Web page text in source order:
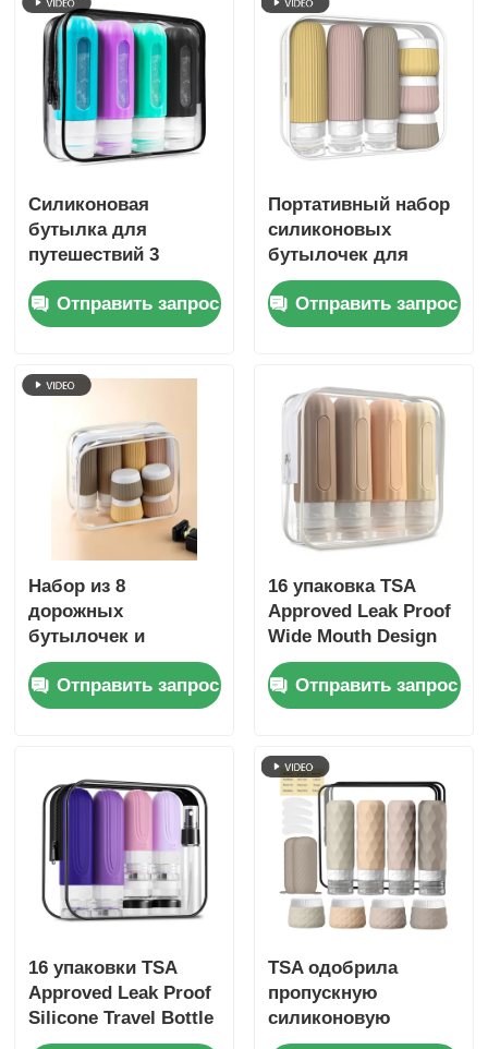
Силиконовая
бутылка для
путешествий 3
унции/90 мл с
прозрачным окном
Отправить запрос
Портативный набор
силиконовых
бутылочек для
туалетных
принадлежностей,
одобренный TSA,
Отправить запрос
Набор из 8
дорожных
бутылочек и
контейнеров,
герметичные, 90 мл
силиконовая
баночки
Отправить запрос
16 упаковка TSA
Approved Leak Proof
Wide Mouth Design
Силиконовая
бутылка для
путешествий с
контейнерами для
туалетных
принадлежностей
Отправить запрос
16 упаковки TSA
Approved Leak Proof
Silicone Travel Bottle
Set с широким
TSA одобрила
пропускную
силиконовую
бутылку для